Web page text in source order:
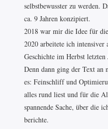
selbstbewusster zu werden.
ca. 9 Jahren konzipiert.
2018 war mir die Idee für
2020 arbeitete ich
Geschichte im Herbst
Denn dann ging der Text
es: Feinschliff und
alles rund liest und für die
spannende Sache, über die
berichte.